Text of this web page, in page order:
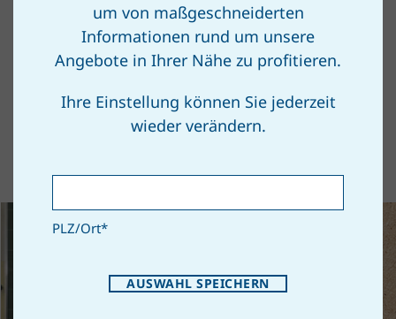
Unsere Angebote
um von maßgeschneiderten
Informationen rund um unsere
Angebote in Ihrer Nähe zu profitieren.
Ihre Einstellung können Sie jederzeit
wieder verändern.
PLZ/Ort*
AUSWAHL SPEICHERN